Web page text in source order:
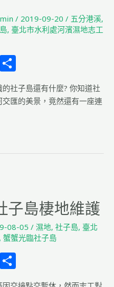
/ 2019-09-20 / 五分港溪,
, 臺北市水利處河濱濕地志工
T
享
社子島還有什麼? 你知道社
匯的美景，竟然還有一座連
子島棲地維護
08-05 / 濕地, 社子島, 臺北
, 蟹蟹光臨社子島
T
享